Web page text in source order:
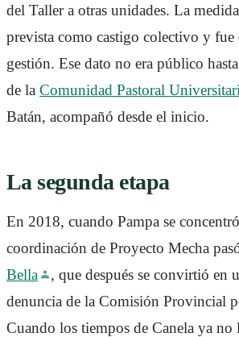
del Taller a otras unidades. La
prevista como castigo colectivo y fue
gestión. Ese dato no era público
de la Comunidad Pastoral
Batán, acompañó desde el inicio.
La segunda etapa
En 2018, cuando Pampa se
coordinación de Proyecto Mecha
Bella
, que después se convirtió en
denuncia de la Comisión Provincial
Cuando los tiempos de Canela ya no